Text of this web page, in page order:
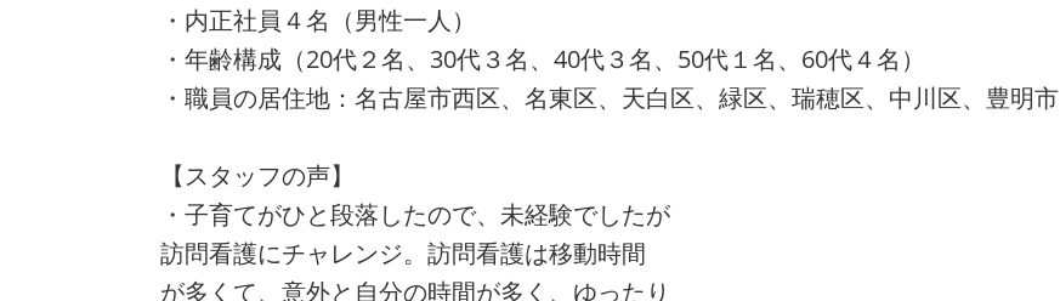
・内正社員４名（男性一人）
・年齢構成（20代２名、30代３名、40代３名、50代１名、60代４名）
・職員の居住地：名古屋市西区、名東区、天白区、緑区、瑞穂区、中川区、豊明市
【スタッフの声】
・子育てがひと段落したので、未経験でしたが
訪問看護にチャレンジ。訪問看護は移動時間
が多くて、意外と自分の時間が多く、ゆったり